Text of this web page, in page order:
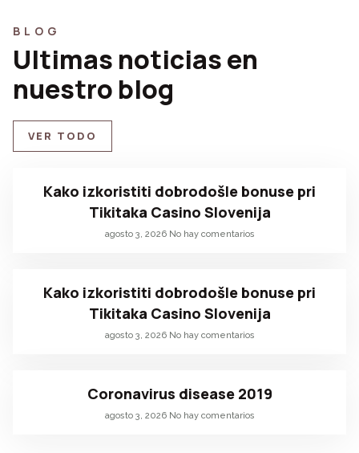
BLOG
Ultimas noticias en
nuestro blog
VER TODO
Kako izkoristiti dobrodošle bonuse pri
Tikitaka Casino Slovenija
agosto 3, 2026 No hay comentarios
Kako izkoristiti dobrodošle bonuse pri
Tikitaka Casino Slovenija
agosto 3, 2026 No hay comentarios
Coronavirus disease 2019
agosto 3, 2026 No hay comentarios